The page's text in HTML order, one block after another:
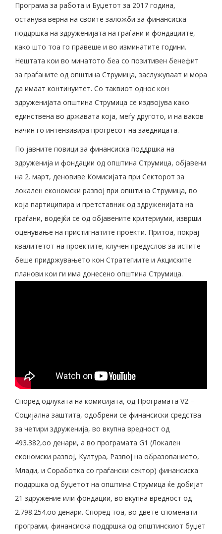
Програма за работа и Буџетот за 2017 година,
останува верна на своите заложби за финансиска
поддршка на здруженијата на граѓани и фондациите,
како што тоа го правеше и во изминатите години.
Нештата кои во минатото беа со позитивен бенефит
за граѓаните од општина Струмица, заслужуваат и мора
да имаат континуитет. Со таквиот однос кон
здруженијата општина Струмица се издвојува како
единствена во државата која, меѓу другото, и на ваков
начин го интензивира прогресот на заедницата.
По јавните повици за финансиска поддршка на
здруженија и фондации од општина Струмица, објавени
на 2. март, деновиве Комисијата при Секторот за
локален економски развој при општина Струмица, во
која партиципира и претставник од здруженијата на
граѓани, водејќи се од објавените критериуми, изврши
оценување на пристигнатите проекти. Притоа, покрај
квалитетот на проектите, клучен предуслов за истите
беше придржувањето кон Стратегиите и Акциските
планови кои ги има донесено општина Струмица.
Според одлуката на комисијата, од Програмата V2 –
Социјална заштита, одобрени се финансиски средства
за четири здруженија, во вкупна вредност од
493.382,оо денари, а во програмата G1 (Локален
економски развој, Култура, Развој на образованието,
Млади, и Соработка со граѓански сектор) финансиска
поддршка од буџетот на општина Струмица ќе добијат
21 здружение или фондации, во вкупна вредност од
2.798.254.оо денари. Според тоа, во двете споменати
програми, финансиска поддршка од општинскиот буџет